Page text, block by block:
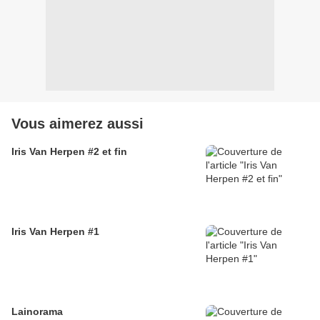
Vous aimerez aussi
Iris Van Herpen #2 et fin
Iris Van Herpen #1
Lainorama